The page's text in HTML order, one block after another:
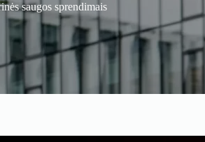
saugos sprendimais